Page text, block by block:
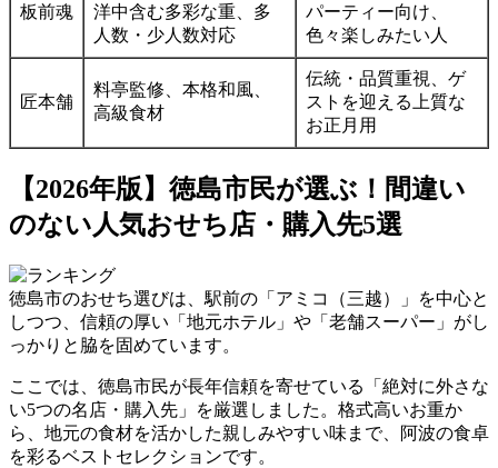
板前魂
洋中含む多彩な重、多
人数・少人数対応
パーティー向け、
色々楽しみたい人
匠本舗
料亭監修、本格和風、
高級食材
伝統・品質重視、ゲ
ストを迎える上質な
お正月用
【2026年版】徳島市民が選ぶ！間違い
のない人気おせち店・購入先5選
徳島市のおせち選びは、駅前の「アミコ（三越）」を中心と
しつつ、信頼の厚い「地元ホテル」や「老舗スーパー」がし
っかりと脇を固めています。
ここでは、徳島市民が長年信頼を寄せている
「絶対に外さな
い5つの名店・購入先」
を厳選しました。格式高いお重か
ら、地元の食材を活かした親しみやすい味まで、阿波の食卓
を彩るベストセレクションです。